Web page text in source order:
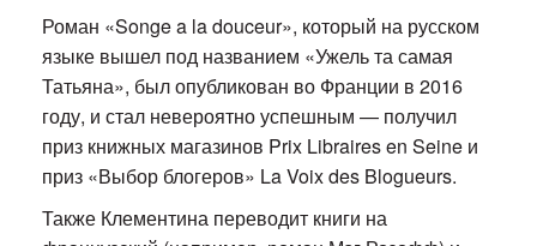
Роман «Songe a la douceur», который на русском
языке вышел под названием «Ужель та самая
Татьяна», был опубликован во Франции в 2016
году, и стал невероятно успешным — получил
приз книжных магазинов Prix Libraires en Seine и
приз «Выбор блогеров» La Voix des Blogueurs.
Также Клементина переводит книги на